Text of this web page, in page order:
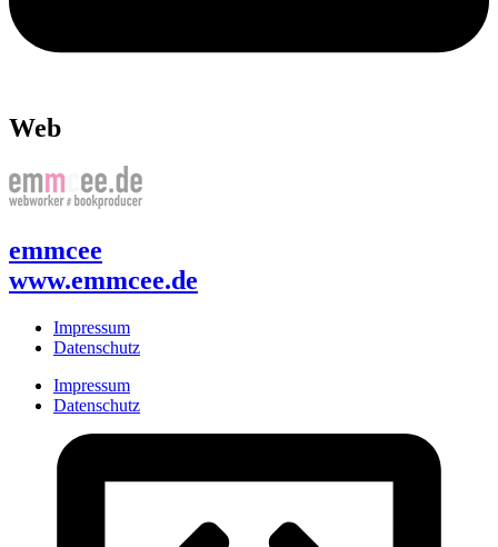
Web
emmcee
www.emmcee.de
Impressum
Datenschutz
Impressum
Datenschutz